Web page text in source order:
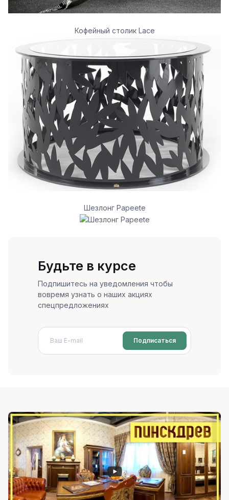
Кофейный столик Lace
Шезлонг Papeete
Будьте в курсе
Подпишитесь на уведомления чтобы
вовремя узнать о наших акциях
спецпредложениях
Подписаться